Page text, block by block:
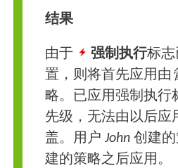
结果
由于 强制执行标志
置，则将首先应用由
略。已应用强制执行
先级，无法由以后应
盖。用户John 创建
建的策略之后应用。